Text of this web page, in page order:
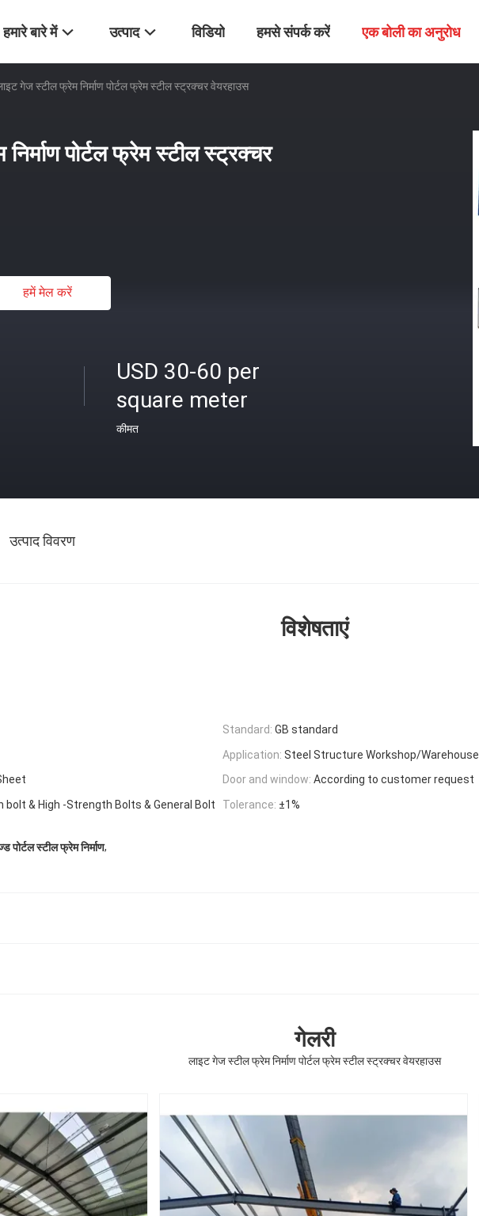
हमारे बारे में उत्पाद विडियो हमसे संपर्क करें एक बोली का अनुरोध
गेज स्टील फ्रेम निर्माण पोर्टल फ्रेम स्टील स्ट्रक्चर वेयरहाउस
पोर्टल फ्रेम स्टील स्ट्रक्चर
हमें मेल करें
USD 30-60 per
square meter
कीमत
उत्पाद विवरण
विशेषताएं
Standard: GB standard
Application: Steel Structure Workshop/Warehouse
Door and window: According to customer request
bolt & High -Strength Bolts & General Bolt Tolerance: ±1%
पोर्टल स्टील फ्रेम निर्माण,
गेलरी
​लाइट गेज स्टील फ्रेम निर्माण पोर्टल फ्रेम स्टील स्ट्रक्चर वेयरहाउस